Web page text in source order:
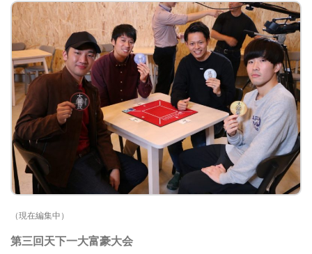
（現在編集中）
第三回天下一大富豪大会